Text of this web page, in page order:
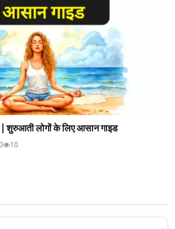
| शुरुआती लोगों के लिए आसान गाइड
10